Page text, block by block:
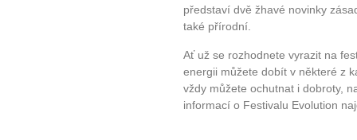
Jak mít více energie
Jak být šťastnější
představí dvě žhavé novinky
také přírodní.
Ať už se rozhodnete vyrazit na
energii můžete dobít v některé z
vždy můžete ochutnat i dobroty,
informací o Festivalu Evolution